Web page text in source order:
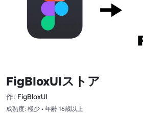
FigBloxUIストア
作: FigBloxUI
成熟度: 極少 • 年齢 16歳以上